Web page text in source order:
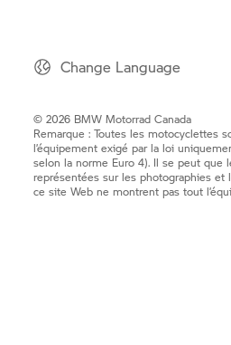
Change Language
© 2026 BMW Motorrad Canada
Remarque : Toutes les motocyclettes
l’équipement exigé par la loi
selon la norme Euro 4). Il se peut que
représentées sur les photographies et
ce site Web ne montrent pas tout